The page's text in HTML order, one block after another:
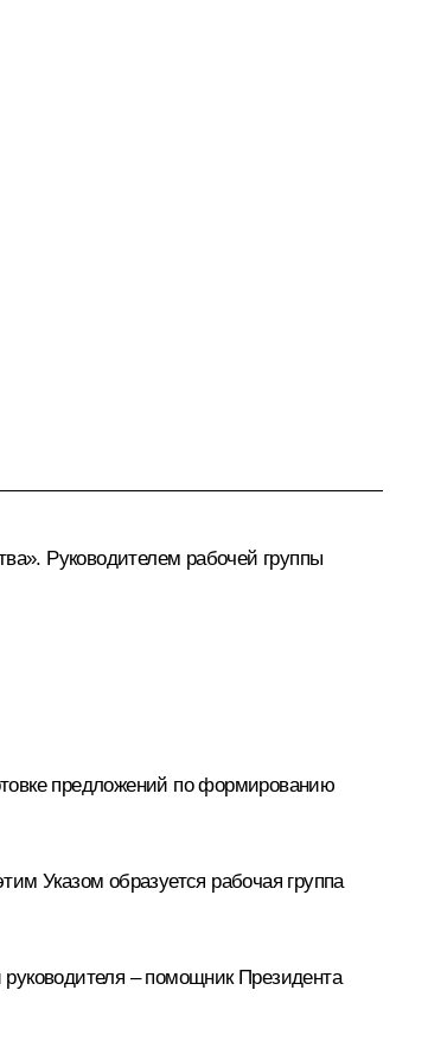
Руководителем рабочей группы
предложений по формированию
Указом образуется рабочая группа
– помощник Президента